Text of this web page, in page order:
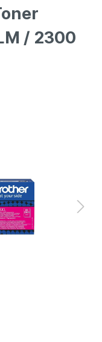
/ 2300